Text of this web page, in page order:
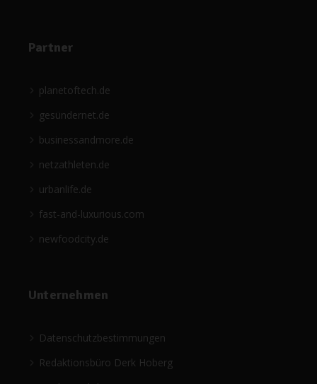
Partner
planetoftech.de
gesündernet.de
businessandmore.de
netzathleten.de
urbanlife.de
fast-and-luxurious.com
newfoodcity.de
Unternehmen
Datenschutzbestimmungen
Redaktionsbüro Derk Hoberg